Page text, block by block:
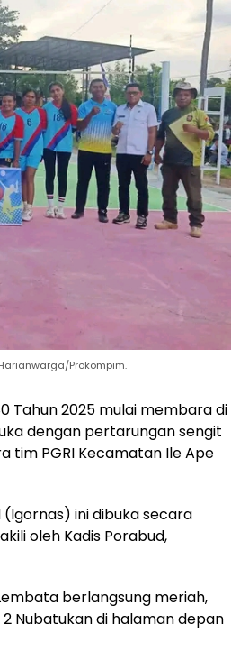
Prokompim.
Tahun 2025 mulai membara di
dengan pertarungan sengit
tim PGRI Kecamatan Ile Ape
ini dibuka secara
oleh Kadis Porabud,
berlangsung meriah,
Nubatukan di halaman depan